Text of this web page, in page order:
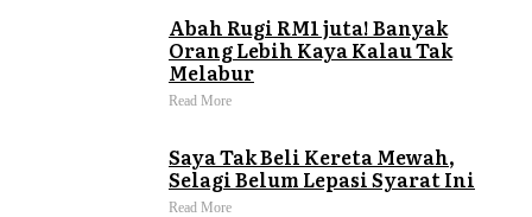
Abah Rugi RM1 juta! Banyak
Orang Lebih Kaya Kalau Tak
Melabur
Read More
Saya Tak Beli Kereta Mewah,
Selagi Belum Lepasi Syarat Ini
Read More